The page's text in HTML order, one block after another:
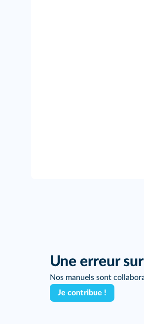
Une erreur
Nos manuels sont
Je contribue !